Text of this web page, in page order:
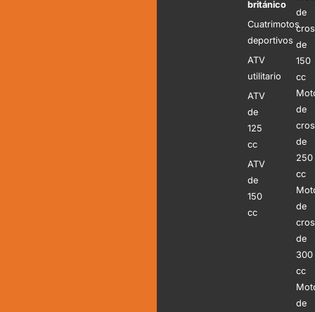
británico
Cuatrimotos
deportivos
ATV
utilitario
ATV
de
125
cc
ATV
de
150
cc
de
de
150
cc
de
de
250
cc
de
de
300
cc
de